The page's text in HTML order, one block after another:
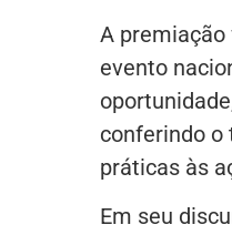
A premiação
evento
conferindo o
práticas às
Em seu